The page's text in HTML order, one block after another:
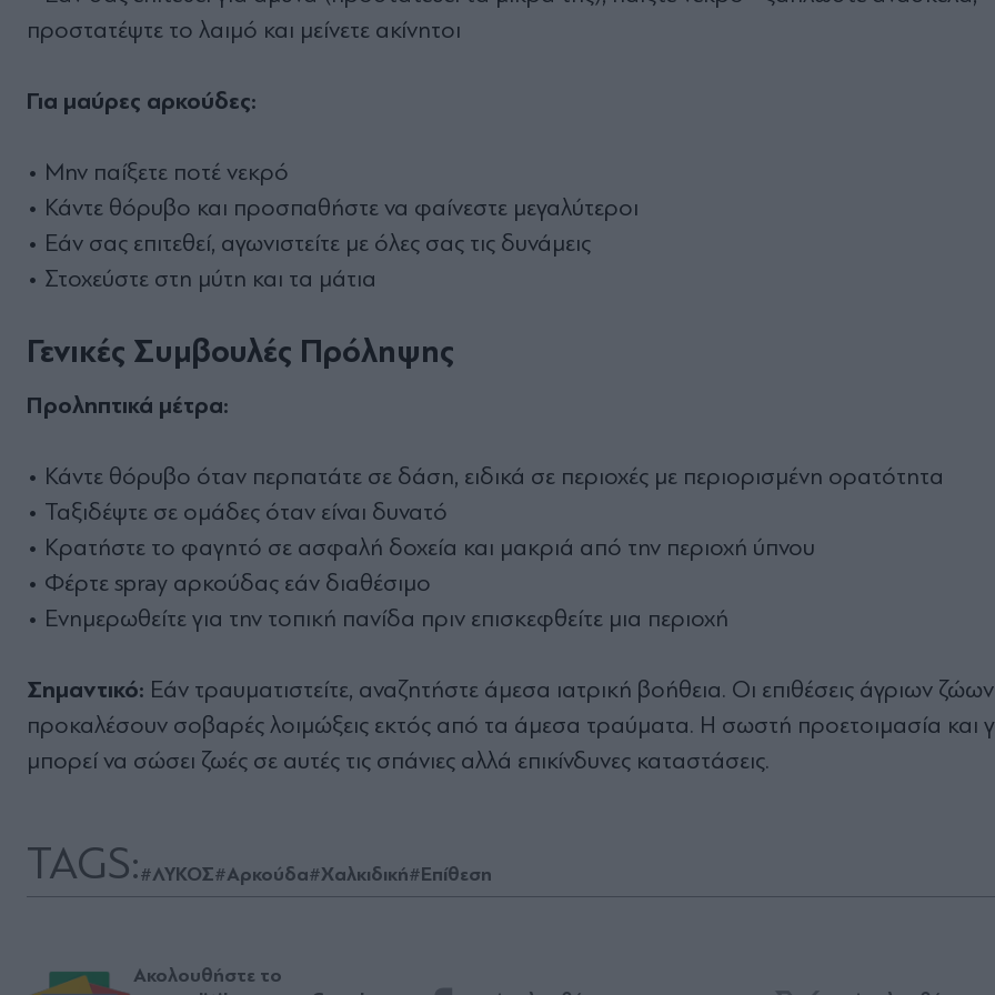
προστατέψτε το λαιμό και μείνετε ακίνητοι
Για μαύρες αρκούδες:
• Μην παίξετε ποτέ νεκρό
• Κάντε θόρυβο και προσπαθήστε να φαίνεστε μεγαλύτεροι
• Εάν σας επιτεθεί, αγωνιστείτε με όλες σας τις δυνάμεις
• Στοχεύστε στη μύτη και τα μάτια
Γενικές Συμβουλές Πρόληψης
Προληπτικά μέτρα:
• Κάντε θόρυβο όταν περπατάτε σε δάση, ειδικά σε περιοχές με περιορισμένη ορατότητα
• Ταξιδέψτε σε ομάδες όταν είναι δυνατό
• Κρατήστε το φαγητό σε ασφαλή δοχεία και μακριά από την περιοχή ύπνου
• Φέρτε spray αρκούδας εάν διαθέσιμο
• Ενημερωθείτε για την τοπική πανίδα πριν επισκεφθείτε μια περιοχή
Σημαντικό: Εάν τραυματιστείτε, αναζητήστε άμεσα ιατρική βοήθεια. Οι επιθέσεις άγριων
προκαλέσουν σοβαρές λοιμώξεις εκτός από τα άμεσα τραύματα. Η σωστή προετοιμασία και
μπορεί να σώσει ζωές σε αυτές τις σπάνιες αλλά επικίνδυνες καταστάσεις.
TAGS:#ΛΥΚΟΣ#Αρκούδα#Χαλκιδική#Επίθεση
Ακολουθήστε το